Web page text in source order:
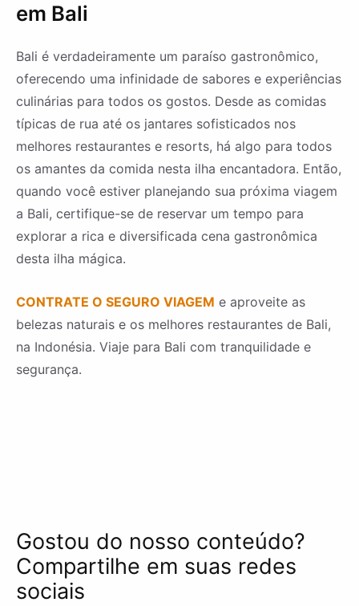
em Bali
Bali é verdadeiramente um paraíso gastronômico,
oferecendo uma infinidade de sabores e experiências
culinárias para todos os gostos. Desde as comidas
típicas de rua até os jantares sofisticados nos
melhores restaurantes e resorts, há algo para todos
os amantes da comida nesta ilha encantadora. Então,
quando você estiver planejando sua próxima viagem
a Bali, certifique-se de reservar um tempo para
explorar a rica e diversificada cena gastronômica
desta ilha mágica.
CONTRATE O SEGURO VIAGEM e aproveite as
belezas naturais e os melhores restaurantes de Bali,
na Indonésia. Viaje para Bali com tranquilidade e
segurança.
Gostou do nosso conteúdo?
Compartilhe em suas redes
sociais